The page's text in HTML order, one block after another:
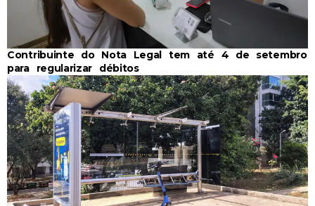
Contribuinte do Nota Legal tem até 4 de setembro
para regularizar débitos